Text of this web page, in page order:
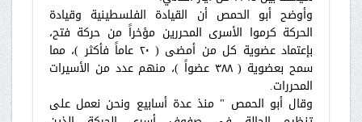
وأوضح أبو الحمص أن القيادة الفلسطينية وقيادة
الحركة كرموا الأسرى المحررين مؤخراً من حركة فتح،
بإعتماد عضوية كل من أمضى ( ٢٠ عاماً فأكثر )، مما
سمح بعضوية ( ٣٨٨ عضواً )، منهم عدد من الأسيرات
المحررات.
وقال أبو الحمص " منذ عدة أسابيع ونحن نعمل على